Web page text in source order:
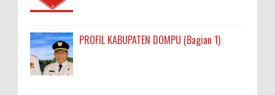
PROFIL KABUPATEN DOMPU (Bagian 1)